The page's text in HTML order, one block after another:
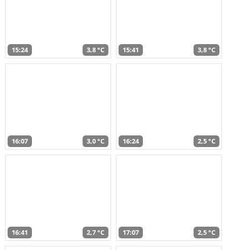
15:24 3,8 °C 15:41 3,8 °C
16:07 3,0 °C 16:24 2,5 °C
16:41 2,7 °C 17:07 2,5 °C